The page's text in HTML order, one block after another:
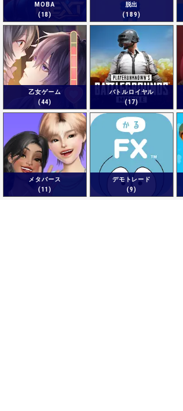
MOBA
(18)
脱出
(189)
乙女ゲーム
(44)
バトルロイヤル
(17)
メタバース
(11)
デモトレード
(9)